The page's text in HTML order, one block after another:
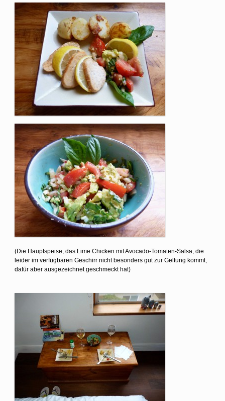
(Die Hauptspeise, das Lime Chicken mit Avocado-Tomaten-Salsa, die
leider im verfügbaren Geschirr nicht besonders gut zur Geltung kommt,
dafür aber ausgezeichnet geschmeckt hat)